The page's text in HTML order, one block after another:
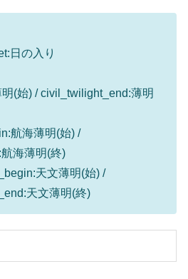
日の入り
(始) / civil_twilight_end:薄明
航海薄明(始) /
海薄明(終)
天文薄明(始) /
天文薄明(終)